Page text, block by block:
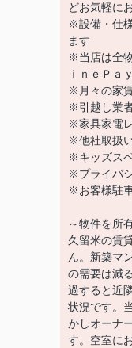
どお気軽に
※設備・仕
ます
※当店は全
ｉｎｅＰａ
※月々の家
※引越し業
※家具家電
※他社取扱
※キッズス
※プライバ
※お客様駐
～物件を所
久留米の賃
ん。新築マ
の需要は減
過すると近
状況です。
かしオーナ
す。空室に